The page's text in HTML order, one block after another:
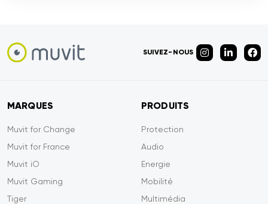
SUIVEZ-NOUS
MARQUES
Muvit for Change
Muvit for France
Muvit iO
Muvit Gaming
Tiger
PRODUITS
Protection
Audio
Energie
Mobilité
Multimédia